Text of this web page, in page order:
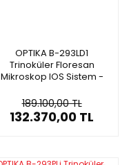
OPTIKA B-293LD1
Trinoküler Floresan
Mikroskop IOS Sistem -
1000x
189.100,00 TL
132.370,00 TL